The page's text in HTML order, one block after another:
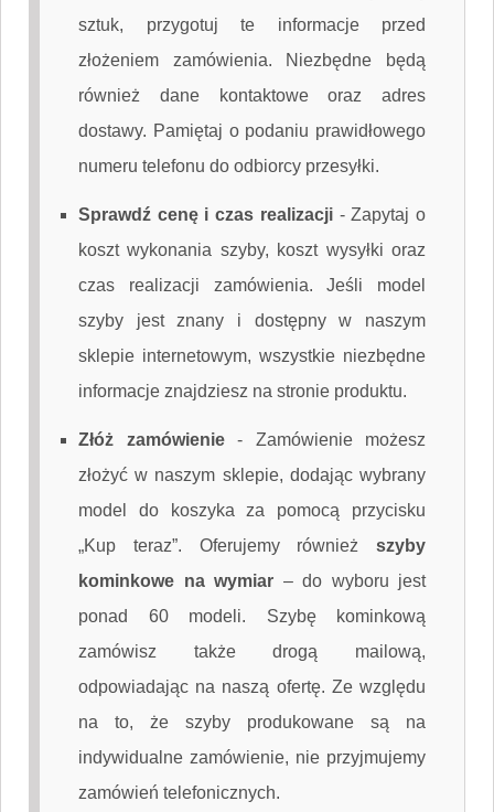
sztuk, przygotuj te informacje przed
złożeniem zamówienia. Niezbędne będą
również dane kontaktowe oraz adres
dostawy. Pamiętaj o podaniu prawidłowego
numeru telefonu do odbiorcy przesyłki.
Sprawdź cenę i czas realizacji-Zapytaj o
koszt wykonania szyby, koszt wysyłki oraz
czas realizacji zamówienia. Jeśli model
szyby jest znany i dostępny w naszym
sklepie internetowym, wszystkie niezbędne
informacje znajdziesz na stronie produktu.
Złóż zamówienie- Zamówienie możesz
złożyć w naszym sklepie, dodając wybrany
model do koszyka za pomocą przycisku
„Kup teraz”. Oferujemy również szyby
kominkowe na wymiar – do wyboru jest
ponad 60 modeli. Szybę kominkową
zamówisz także drogą mailową,
odpowiadając na naszą ofertę. Ze względu
na to, że szyby produkowane są na
indywidualne zamówienie, nie przyjmujemy
zamówień telefonicznych.